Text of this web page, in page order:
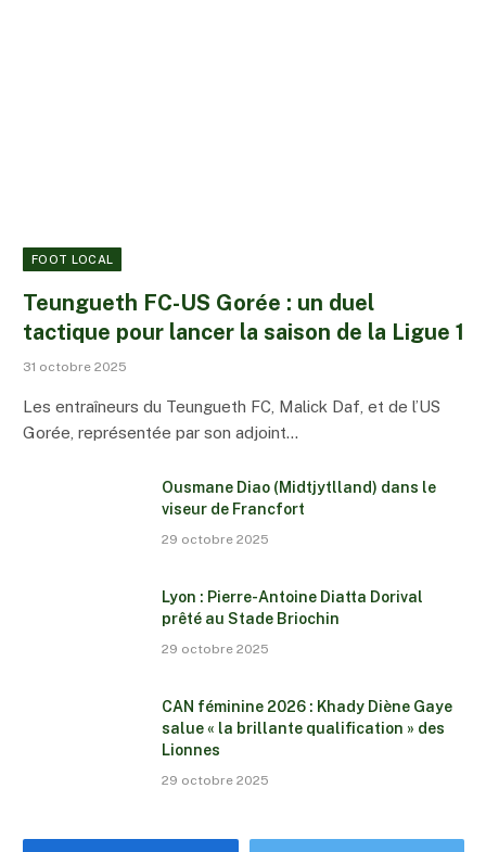
FOOT LOCAL
Teungueth FC-US Gorée : un duel
tactique pour lancer la saison de la Ligue 1
31 octobre 2025
Les entraîneurs du Teungueth FC, Malick Daf, et de l’US
Gorée, représentée par son adjoint…
Ousmane Diao (Midtjytlland) dans le
viseur de Francfort
29 octobre 2025
Lyon : Pierre-Antoine Diatta Dorival
prêté au Stade Briochin
29 octobre 2025
CAN féminine 2026 : Khady Diène Gaye
salue « la brillante qualification » des
Lionnes
29 octobre 2025